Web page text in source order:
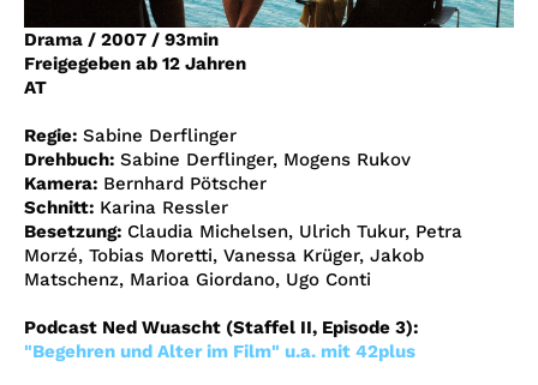
Suche
Drama / 2007 / 93min
Freigegeben ab 12 Jahren
AT
Regie: Sabine Derflinger
Drehbuch: Sabine Derflinger, Mogens Rukov
Kamera: Bernhard Pötscher
Schnitt: Karina Ressler
Besetzung: Claudia Michelsen, Ulrich Tukur, Petra
Morzé, Tobias Moretti, Vanessa Krüger, Jakob
Matschenz, Marioa Giordano, Ugo Conti
Podcast Ned Wuascht (Staffel II, Episode 3):
"Begehren und Alter im Film" u.a. mit 42plus